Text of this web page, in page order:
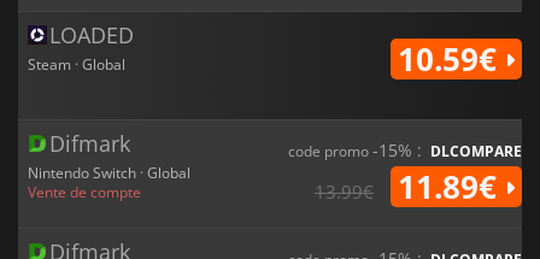
LOADED
Steam · Global 10.59€
Difmark
Nintendo Switch · Global
Vente de compte
code promo-15% : DLCOMPARE
13.99€ 11.89€
Difmark